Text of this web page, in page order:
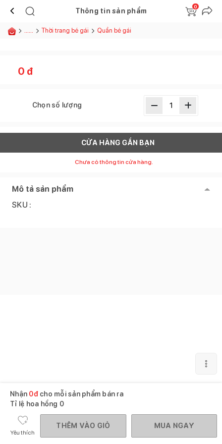
Thông tin sản phẩm
0
...... Thời trang bé gái Quần bé gái
0 đ
Chọn số lượng
CỬA HÀNG GẦN BẠN
Chưa có thông tin cửa hàng.
Mô tả sản phẩm
SKU :
Nhận 0đcho mỗi sản phẩm bán ra
Tỉ lệ hoa hồng 0
Yêu thích
THÊM VÀO GIỎ MUA NGAY